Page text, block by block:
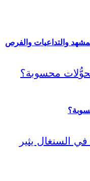
والتداعيات والفرص